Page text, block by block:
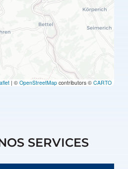
| © OpenStreetMap contributors © CARTO
SERVICES